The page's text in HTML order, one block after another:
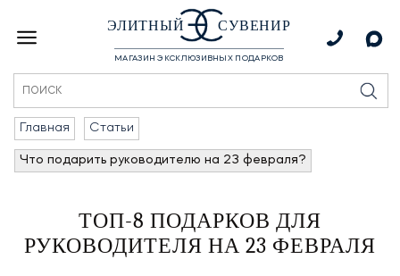
ЭЛИТНЫЙ СУВЕНИР
МАГАЗИН ЭКСКЛЮЗИВНЫХ ПОДАРКОВ
Главная Статьи
Что подарить руководителю на 23 февраля?
ТОП-8 ПОДАРКОВ ДЛЯ
РУКОВОДИТЕЛЯ НА 23 ФЕВРАЛЯ